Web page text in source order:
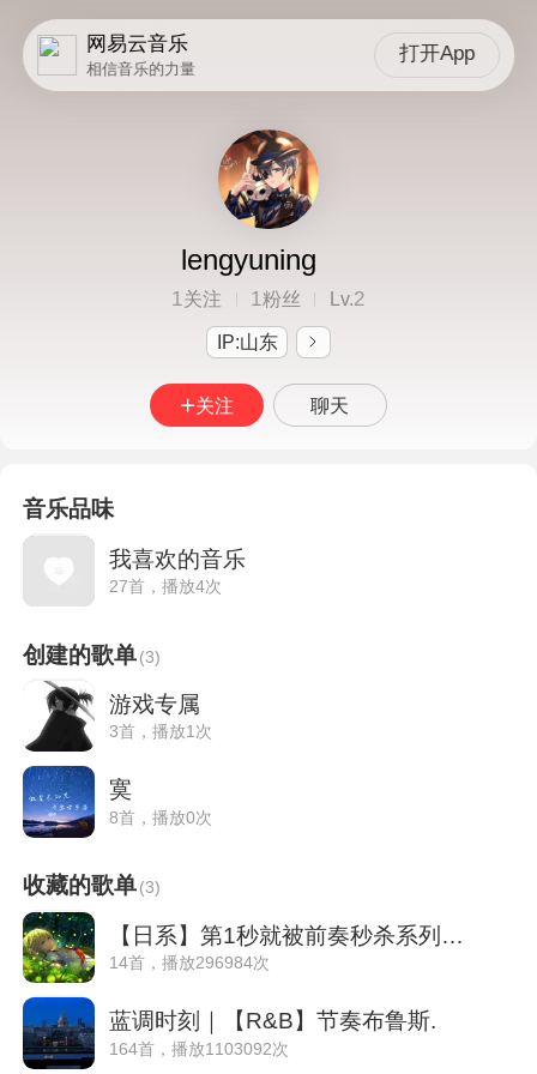
网易云音乐
相信音乐的力量
打开App
lengyuning
1关注 1粉丝 Lv.2
IP:山东
关注 聊天
音乐品味
我喜欢的音乐
27首，播放4次
创建的歌单(3)
游戏专属
3首，播放1次
寞
8首，播放0次
收藏的歌单(3)
【日系】第1秒就被前奏秒杀系列（精选6）
14首，播放296984次
蓝调时刻｜【R&B】节奏布鲁斯.
164首，播放1103092次